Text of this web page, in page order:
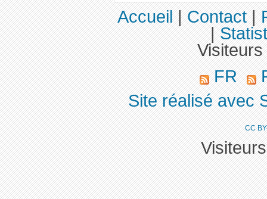
Accueil|Contact|
|
FR
Site réalisé avec
CC